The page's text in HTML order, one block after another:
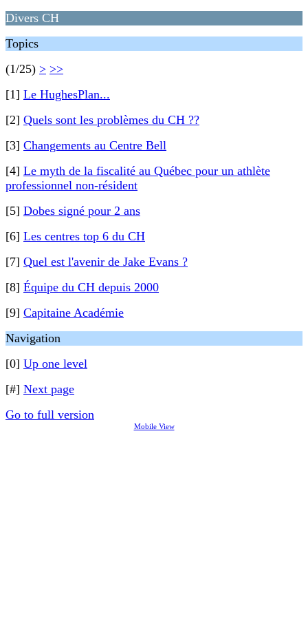
Divers CH
Topics
(1/25) > >>
[1] Le HughesPlan...
[2] Quels sont les problèmes du CH ??
[3] Changements au Centre Bell
[4] Le myth de la fiscalité au Québec pour un athlète
professionnel non-résident
[5] Dobes signé pour 2 ans
[6] Les centres top 6 du CH
[7] Quel est l'avenir de Jake Evans ?
[8] Équipe du CH depuis 2000
[9] Capitaine Académie
Navigation
[0] Up one level
[#] Next page
Go to full version
Mobile View